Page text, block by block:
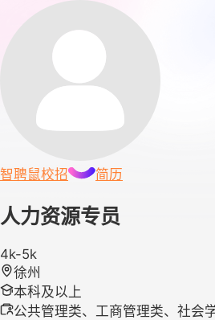
智聘鼠校招 简历
人力资源专员
4k-5k
徐州
本科及以上
公共管理类、工商管理类、社会